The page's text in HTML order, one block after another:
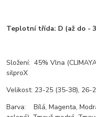
Teplotní třída: D (až do -
Složení: 45% Vlna
silproX
Velikost: 23-25 (35-38), 26-
Barva: Bílá, Magenta,